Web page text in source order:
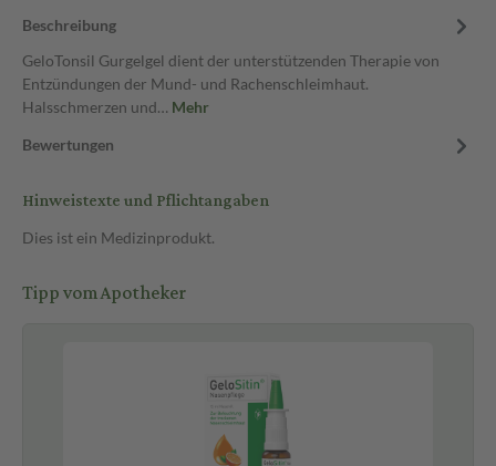
Beschreibung
GeloTonsil Gurgelgel dient der unterstützenden Therapie von
Entzündungen der Mund- und Rachenschleimhaut.
Halsschmerzen und… Mehr
Bewertungen
Hinweistexte und Pflichtangaben
Dies ist ein Medizinprodukt.
Tipp vom Apotheker